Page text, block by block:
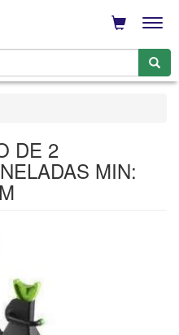
DE 2
MIN: